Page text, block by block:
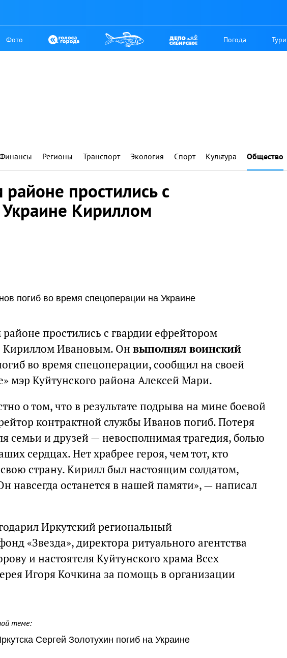
Фото Погода
Регионы Транспорт Экология Спорт Культура Общество
простились с
Кириллом
погиб во время спецоперации на Украине
простились с гвардии ефрейтором
Кириллом Ивановым. Он выполнял воинский
во время спецоперации, сообщил на своей
мэр Куйтунского района Алексей Мари.
о том, что в результате подрыва на мине боевой
контрактной службы Иванов погиб. Потеря
семьи и друзей — невосполнимая трагедия, болью
сердцах. Нет храбрее героя, чем тот, кто
страну. Кирилл был настоящим солдатом,
навсегда останется в нашей памяти», — написал
Иркутский региональный
«Звезда», директора ритуального агентства
и настоятеля Куйтунского храма Всех
Игоря Кочкина за помощь в организации
теме:
Сергей Золотухин погиб на Украине